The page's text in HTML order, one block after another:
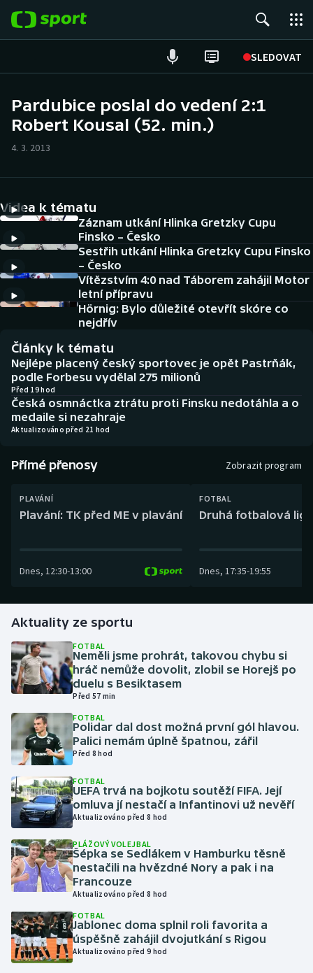
SLEDOVAT
Hokej
Cyklistika
DALŠÍ SPORTY
Americký fotbal
Baseball a softbal
Basketbal
Biatlon
Boby a skeleton
Box
Curling
Golf
Gymnastika
Házená
Jezdectví
Judo
Krasobruslení
Lezení
Lyže a snowboard
Moderní pětiboj
Motorsport
Olympijské hry
NEPŘEHLÉDNĚTE
Historické návraty
Aplikace ČT sport
AZ kvíz
Pardubice poslal do vedení 2:1
Robert Kousal (52. min.)
4. 3. 2013
Videa k tématu
Záznam utkání Hlinka Gretzky Cupu
Finsko – Česko
Sestřih utkání Hlinka Gretzky Cupu Finsko
– Česko
Vítězstvím 4:0 nad Táborem zahájil Motor
letní přípravu
Hörnig: Bylo důležité otevřít skóre co
nejdřív
Články k tématu
Nejlépe placený český sportovec je opět Pastrňák,
podle Forbesu vydělal 275 milionů
Před 19 hod
Česká osmnáctka ztrátu proti Finsku nedotáhla a o
medaile si nezahraje
Aktualizováno před 21 hod
Přímé přenosy Zobrazit program
PLAVÁNÍ
Plavání: TK před ME v plavání
Dnes, 12:30-13:00
FOTBAL
Druhá fotbalová
Dnes, 17:35-19:55
Aktuality ze sportu
FOTBAL
Neměli jsme prohrát, takovou chybu si
hráč nemůže dovolit, zlobil se Horejš po
duelu s Besiktasem
Před 57 min
FOTBAL
Polidar dal dost možná první gól hlavou.
Palici nemám úplně špatnou, zářil
Před 8 hod
FOTBAL
UEFA trvá na bojkotu soutěží FIFA. Její
omluva jí nestačí a Infantinovi už nevěří
Aktualizováno před 8 hod
PLÁŽOVÝ VOLEJBAL
Šépka se Sedlákem v Hamburku těsně
nestačili na hvězdné Nory a pak i na
Francouze
Aktualizováno před 8 hod
FOTBAL
Jablonec doma splnil roli favorita a
úspěšně zahájil dvojutkání s Rigou
Aktualizováno před 9 hod